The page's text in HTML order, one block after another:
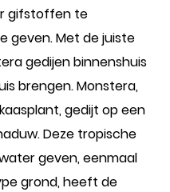
gifstoffen te
geven. Met de juiste
gedijen binnenshuis
brengen. Monstera,
gedijt op een
Deze tropische
geven, eenmaal
grond, heeft de